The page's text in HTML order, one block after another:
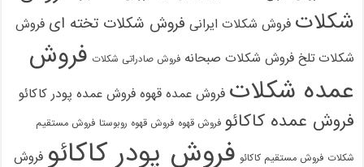
شکلات فروش شکلات ایرانی فروش شکلات تخته ای فروش
شکلات تلخ فروش شکلات صبحانه فروش صادراتی شکلات فروش
عمده شکلات فروش عمده قهوه فروش عمده پودر کاکائو
فروش عمده کاکائو فروش قهوه فروش قهوه روبوستا فروش مستقیم
شکلات فروش مستقیم کاکائو فروش پودر کاکائو فروش